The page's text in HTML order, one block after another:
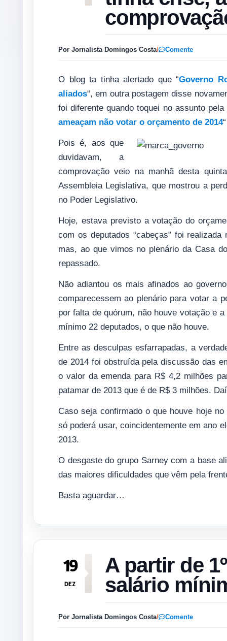
Por Jornalista Domingos Costa/ Comente
O blog ta tinha alertado que “Governo
aliados“, em outra postagem disse
foi diferente quando toquei no assunto
ameaçam não votar o orçamento de 2014“
Pois é, aos que
duvidavam, a
comprovação veio na manhã desta
Assembleia Legislativa, que mostrou a
no Poder Legislativo.
Hoje, estava previsto a votação do
com os deputados “cabeças” foi
mas, ao que vimos no plenário da Casa
repassado.
Não adiantou os mais afinados ao
comparecessem ao plenário para votar a
por falta de quórum, não houve votação e
mínimo 22 deputados, o que não houve.
Entre as desculpas esfarrapadas, a
de 2014 foi obstruída pela discussão das
o valor da emenda para R$ 4,2 milhões
patamar de 2013 que é de R$ 3 milhões.
Caso seja confirmado o que houve hoje
só poderá usar, coincidentemente em ano
2013.
O desgaste do grupo Sarney com a base
das maiores dificuldades que vêm pela
Basta aguardar…
19
DEZ
A partir de
salário
Por Jornalista Domingos Costa/ Comente